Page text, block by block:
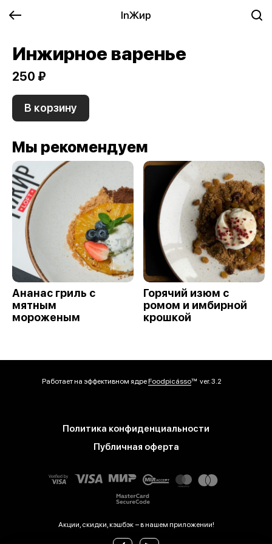
InЖир
Инжирное варенье
250 ₽
В корзину
Мы рекомендуем
Ананас гриль с
мятным
мороженым
Горячий изюм с
ромом и имбирной
крошкой
Работает на эффективном ядреFoodpicássover. 3.2
Политика конфиденциальности
Публичная оферта
Акции, скидки, кэшбэк − в нашем приложении!